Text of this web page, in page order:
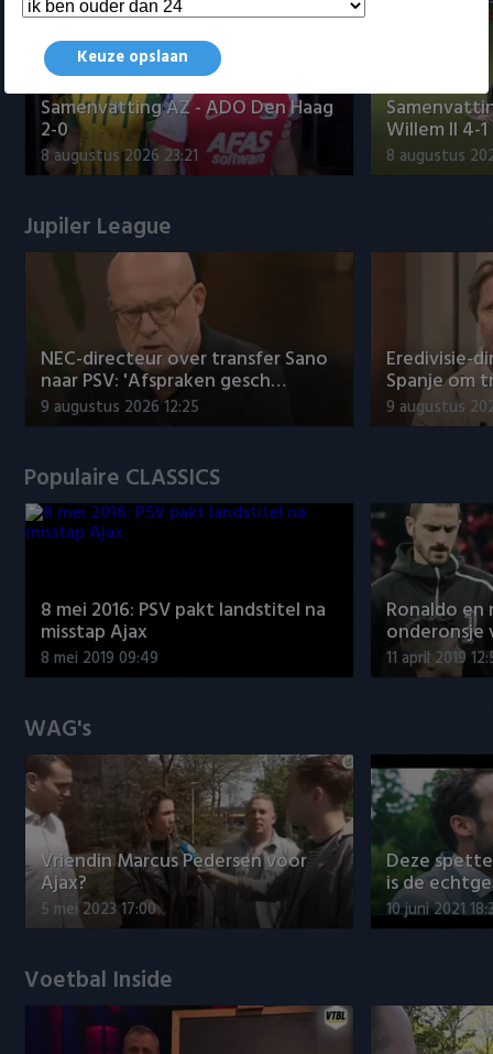
Samenvatting AZ - ADO Den Haag
2-0
8 augustus 2026 23:21
Willem II 4-1
8 augustus
Jupiler League
NEC-directeur over transfer Sano
naar PSV: 'Afspraken gesch…
9 augustus 2026 12:25
Eredivisie-
Spanje om
9 augustus
Populaire CLASSICS
8 mei 2016: PSV pakt landstitel na
misstap Ajax
8 mei 2019 09:49
Ronaldo
onderonsje
11 april 2019
WAG's
Vriendin Marcus Pedersen voor
Ajax?
5 mei 2023 17:00
Deze
is de
10 juni 2021
Voetbal Inside
Keuze opslaan